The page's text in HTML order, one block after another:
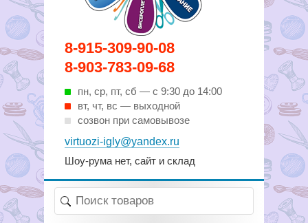
8-915-309-90-08
8-903-783-09-68
пн, ср, пт, cб — с 9:30 до 14:00
вт, чт, вс — выходной
созвон при самовывозе
virtuozi-igly@yandex.ru
Шоу-рума нет, сайт и склад
Вирутозы иглы. Товары для
шитья и рукоделья